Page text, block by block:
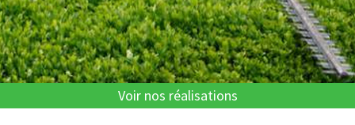
Voir nos réalisations